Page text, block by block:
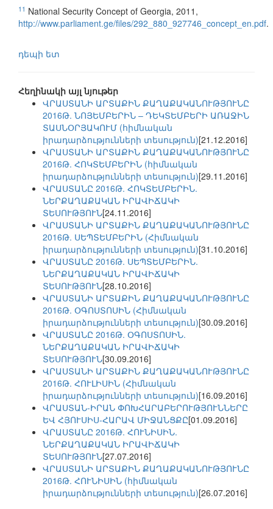
11 National Security Concept of Georgia, 2011,
http://www.parliament.ge/files/292_880_927746_concept_en.pdf.
դեպի ետ
Հեղինակի այլ նյութեր
ՎՐԱՍՏԱՆԻ ԱՐՏԱՔԻՆ ՔԱՂԱՔԱԿԱՆՈՒԹՅՈՒՆԸ
2016Թ. ՆՈՅԵՄԲԵՐԻՆ – ԴԵԿՏԵՄԲԵՐԻ ԱՌԱՋԻՆ
ՏԱՍՆՕՐՅԱԿՈՒՄ (հիմնական
իրադարձությունների տեսություն)[21.12.2016]
ՎՐԱՍՏԱՆԻ ԱՐՏԱՔԻՆ ՔԱՂԱՔԱԿԱՆՈՒԹՅՈՒՆԸ
2016Թ. ՀՈԿՏԵՄԲԵՐԻՆ (հիմնական
իրադարձությունների տեսություն)[29.11.2016]
ՎՐԱՍՏԱՆԸ 2016Թ. ՀՈԿՏԵՄԲԵՐԻՆ.
ՆԵՐՔԱՂԱՔԱԿԱՆ ԻՐԱՎԻՃԱԿԻ
ՏԵՍՈՒԹՅՈՒՆ[24.11.2016]
ՎՐԱՍՏԱՆԻ ԱՐՏԱՔԻՆ ՔԱՂԱՔԱԿԱՆՈՒԹՅՈՒՆԸ
2016Թ. ՍԵՊՏԵՄԲԵՐԻՆ (Հիմնական
իրադարձությունների տեսություն)[31.10.2016]
ՎՐԱՍՏԱՆԸ 2016Թ. ՍԵՊՏԵՄԲԵՐԻՆ.
ՆԵՐՔԱՂԱՔԱԿԱՆ ԻՐԱՎԻՃԱԿԻ
ՏԵՍՈՒԹՅՈՒՆ[28.10.2016]
ՎՐԱՍՏԱՆԻ ԱՐՏԱՔԻՆ ՔԱՂԱՔԱԿԱՆՈՒԹՅՈՒՆԸ
2016Թ. ՕԳՈՍՏՈՍԻՆ (Հիմնական
իրադարձությունների տեսություն)[30.09.2016]
ՎՐԱՍՏԱՆԸ 2016Թ. ՕԳՈՍՏՈՍԻՆ.
ՆԵՐՔԱՂԱՔԱԿԱՆ ԻՐԱՎԻՃԱԿԻ
ՏԵՍՈՒԹՅՈՒՆ[30.09.2016]
ՎՐԱՍՏԱՆԻ ԱՐՏԱՔԻՆ ՔԱՂԱՔԱԿԱՆՈՒԹՅՈՒՆԸ
2016Թ. ՀՈՒԼԻՍԻՆ (Հիմնական
իրադարձությունների տեսություն)[16.09.2016]
ՎՐԱՍՏԱՆ-ԻՐԱՆ ՓՈԽՀԱՐԱԲԵՐՈՒԹՅՈՒՆՆԵՐԸ
ԵՎ ՀՅՈՒՍԻՍ-ՀԱՐԱՎ ՄԻՋԱՆՑՔԸ[01.09.2016]
ՎՐԱՍՏԱՆԸ 2016Թ. ՀՈՒՆԻՍԻՆ.
ՆԵՐՔԱՂԱՔԱԿԱՆ ԻՐԱՎԻՃԱԿԻ
ՏԵՍՈՒԹՅՈՒՆ[27.07.2016]
ՎՐԱՍՏԱՆԻ ԱՐՏԱՔԻՆ ՔԱՂԱՔԱԿԱՆՈՒԹՅՈՒՆԸ
2016Թ. ՀՈՒՆԻՍԻՆ (հիմնական
իրադարձությունների տեսություն)[26.07.2016]